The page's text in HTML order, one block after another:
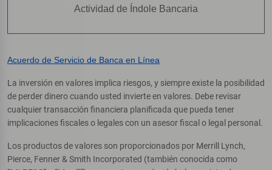
Actividad de Índole Bancaria
Acuerdo de Servicio de Banca en Línea
La inversión en valores implica riesgos, y siempre existe la posibilidad
de perder dinero cuando usted invierte en valores. Debe revisar
cualquier transacción financiera planificada que pueda tener
implicaciones fiscales o legales con un asesor fiscal o legal personal.
Los productos de valores son proporcionados por Merrill Lynch,
Pierce, Fenner & Smith Incorporated (también conocida como